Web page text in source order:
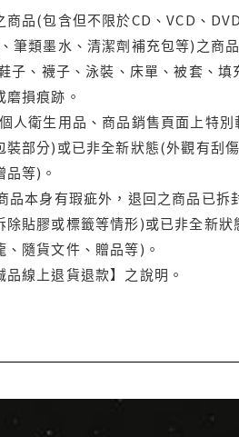
品(包含但不限於CD、VCD、
筆類墨水、清潔劑補充包等)之商
、襪子、泳裝、床單、被套、
損痕跡。
人衛生用品、商品銷售頁面上特
部分)或已非全新狀態(外觀有刮
等)。
品本身有瑕疵外，退回之商品已
貼膠或標籤等情形)或已非全新
隨貨文件、贈品等)。
線上退貨退款】之說明。